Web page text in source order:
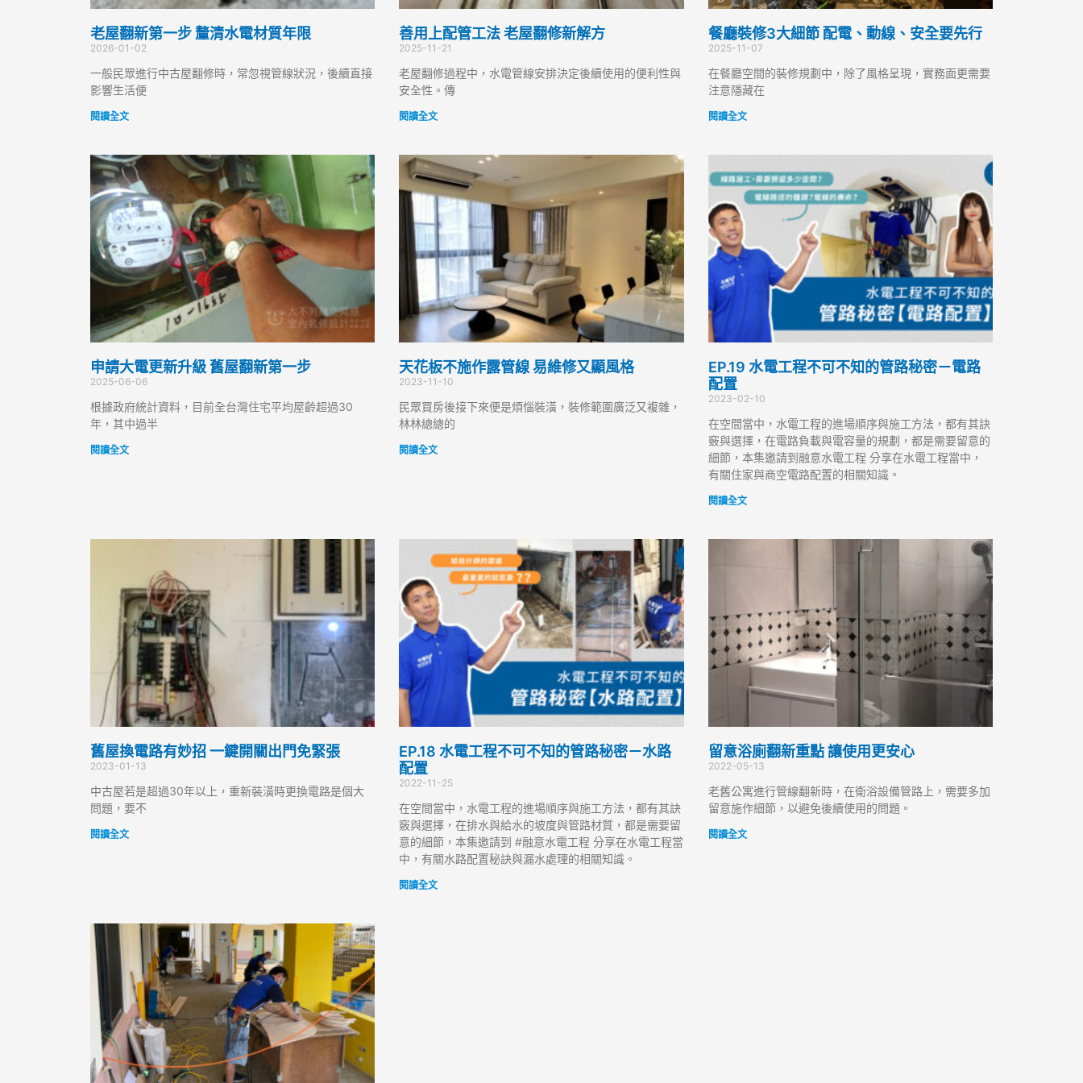
老屋翻新第一步 釐清水電材質年限
2026-01-02
一般民眾進行中古屋翻修時，常忽視管線狀況，後續直接
影響生活便
閱讀全文
善用上配管工法 老屋翻修新解方
2025-11-21
老屋翻修過程中，水電管線安排決定後續使用的便利性與
安全性。傳
閱讀全文
餐廳裝修3大細節 配電、動線、安全要先行
2025-11-07
在餐廳空間的裝修規劃中，除了風格呈現，實務面更需要
注意隱藏在
閱讀全文
申請大電更新升級 舊屋翻新第一步
2025-06-06
根據政府統計資料，目前全台灣住宅平均屋齡超過30
年，其中過半
閱讀全文
天花板不施作露管線 易維修又顯風格
2023-11-10
民眾買房後接下來便是煩惱裝潢，裝修範圍廣泛又複雜，
林林總總的
閱讀全文
EP.19 水電工程不可不知的管路秘密－電路
配置
2023-02-10
在空間當中，水電工程的進場順序與施工方法，都有其訣
竅與選擇，在電路負載與電容量的規劃，都是需要留意的
細節，本集邀請到融意水電工程 分享在水電工程當中，
有關住家與商空電路配置的相關知識。
閱讀全文
舊屋換電路有妙招 一鍵開關出門免緊張
2023-01-13
中古屋若是超過30年以上，重新裝潢時更換電路是個大
問題，要不
閱讀全文
EP.18 水電工程不可不知的管路秘密－水路
配置
2022-11-25
在空間當中，水電工程的進場順序與施工方法，都有其訣
竅與選擇，在排水與給水的坡度與管路材質，都是需要留
意的細節，本集邀請到 #融意水電工程 分享在水電工程當
中，有關水路配置秘訣與漏水處理的相關知識。
閱讀全文
留意浴廁翻新重點 讓使用更安心
2022-05-13
老舊公寓進行管線翻新時，在衛浴設備管路上，需要多加
留意施作細節，以避免後續使用的問題。
閱讀全文